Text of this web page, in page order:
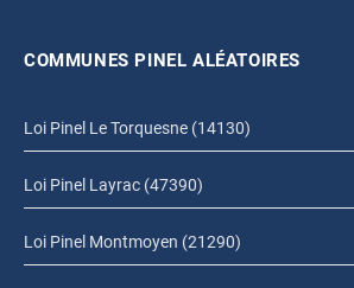
COMMUNES PINEL ALÉATOIRES
Loi Pinel Le Torquesne (14130)
Loi Pinel Layrac (47390)
Loi Pinel Montmoyen (21290)